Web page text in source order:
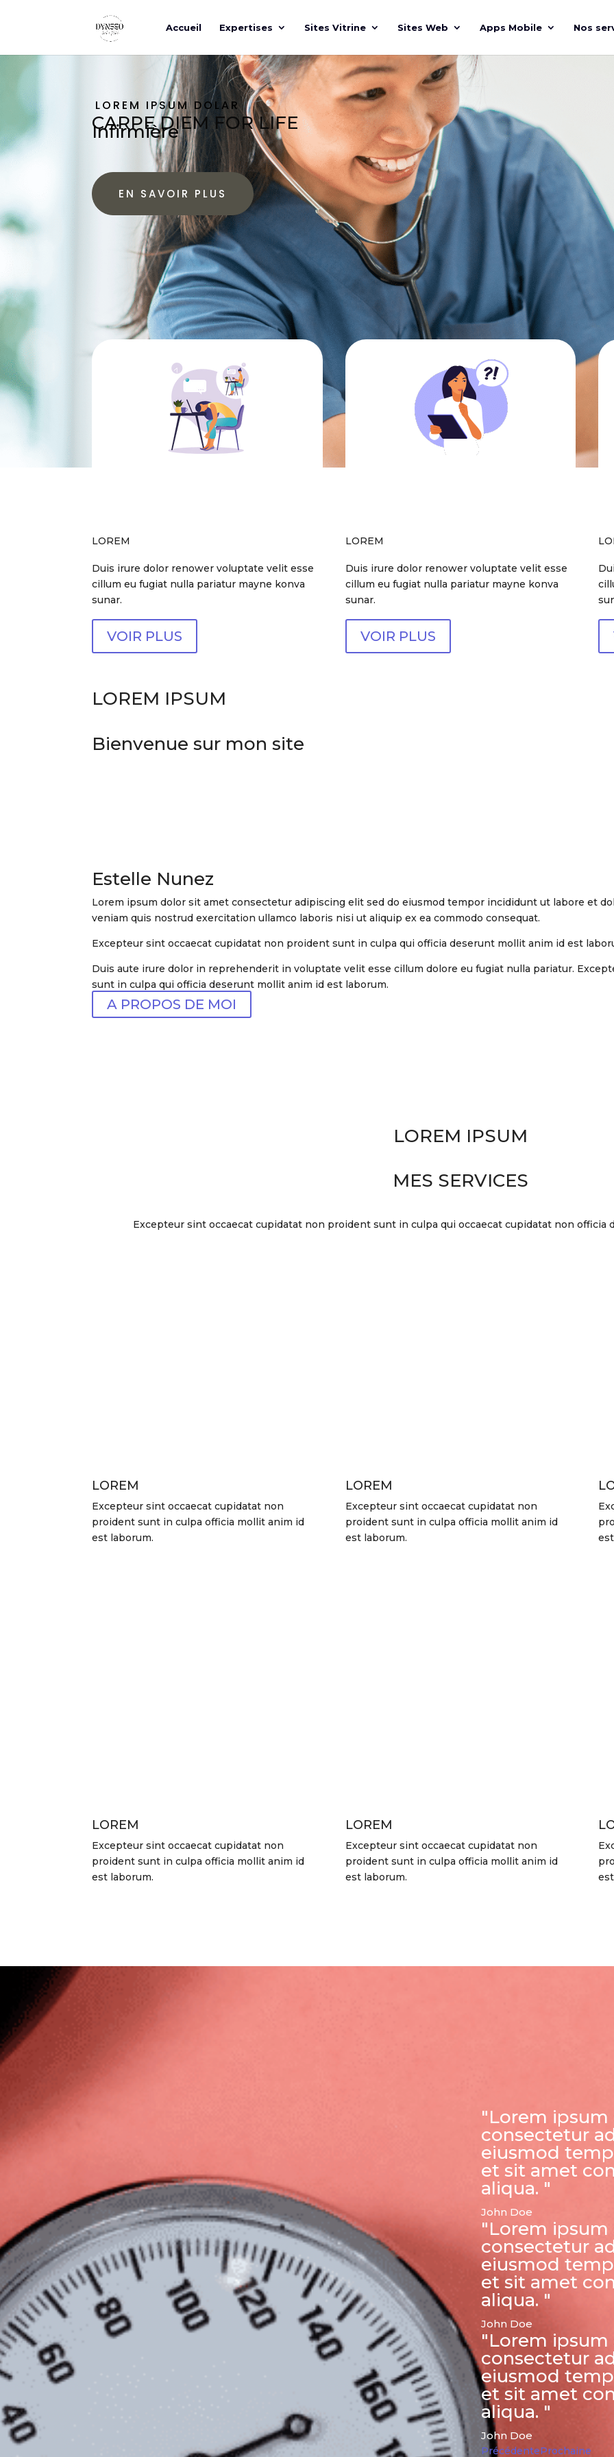
Accueil Expertises Sites Vitrine Sites Web Apps Mobile Nos
LOREM IPSUM DOLAR
CARPE DIEM FOR LIFE
Infirmière
EN SAVOIR PLUS
LOREM
Duis irure dolor renower voluptate velit esse
cillum eu fugiat nulla pariatur mayne konva
sunar.
VOIR PLUS
LOREM
Duis irure dolor renower voluptate velit esse
cillum eu fugiat nulla pariatur mayne konva
sunar.
VOIR PLUS
LOREM IPSUM
Bienvenue sur mon site
Estelle Nunez
Lorem ipsum dolor sit amet consectetur adipiscing elit sed do eiusmod tempor incididunt ut labore et
veniam quis nostrud exercitation ullamco laboris nisi ut aliquip ex ea commodo consequat.
Excepteur sint occaecat cupidatat non proident sunt in culpa qui officia deserunt mollit anim id est
Duis aute irure dolor in reprehenderit in voluptate velit esse cillum dolore eu fugiat nulla pariatur.
sunt in culpa qui officia deserunt mollit anim id est laborum.
A PROPOS DE MOI
LOREM IPSUM
MES SERVICES
Excepteur sint occaecat cupidatat non proident sunt in culpa qui occaecat cupidatat non officia
LOREM
Excepteur sint occaecat cupidatat non
proident sunt in culpa officia mollit anim id
est laborum.
LOREM
Excepteur sint occaecat cupidatat non
proident sunt in culpa officia mollit anim id
est laborum.
LOREM
Excepteur sint occaecat cupidatat non
proident sunt in culpa officia mollit anim id
est laborum.
LOREM
Excepteur sint occaecat cupidatat non
proident sunt in culpa officia mollit anim id
est laborum.
"Lorem
consectetur
eiusmod
et sit amet
aliqua. "
John Doe
"Lorem
consectetur
eiusmod
et sit amet
aliqua. "
John Doe
"Lorem
consectetur
eiusmod
et sit amet
aliqua. "
John Doe
PrécédenteProchaine